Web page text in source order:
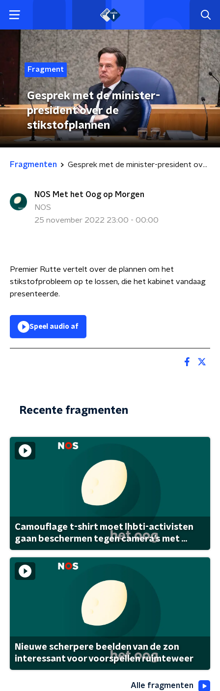
Fragment
Gesprek met de minister-
president over de
stikstofplannen
Fragmenten Gesprek met de minister-president over de stikstofplannen
NOS Met het Oog op Morgen
NOS
25 november 2022 23:00 - 00:00
Premier Rutte vertelt over de plannen om het
stikstofprobleem op te lossen, die het kabinet vandaag
presenteerde.
Speel audio af
Recente fragmenten
Camouflage t-shirt moet lhbti-activisten
gaan beschermen tegen camera's met ...
Nieuwe scherpere beelden van de zon
interessant voor voorspellen ruimteweer
Alle fragmenten